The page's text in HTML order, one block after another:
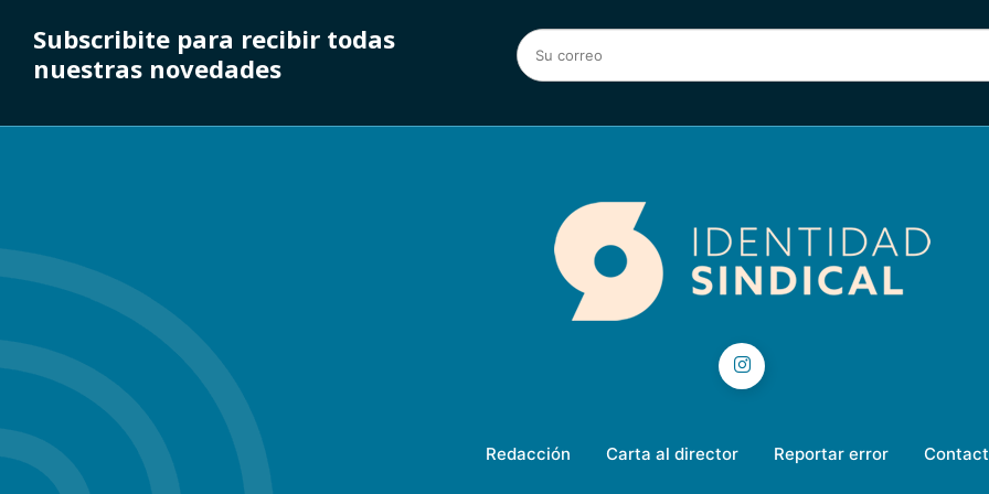
Subscribite para recibir todas
nuestras novedades
Redacción Carta al director Reportar error